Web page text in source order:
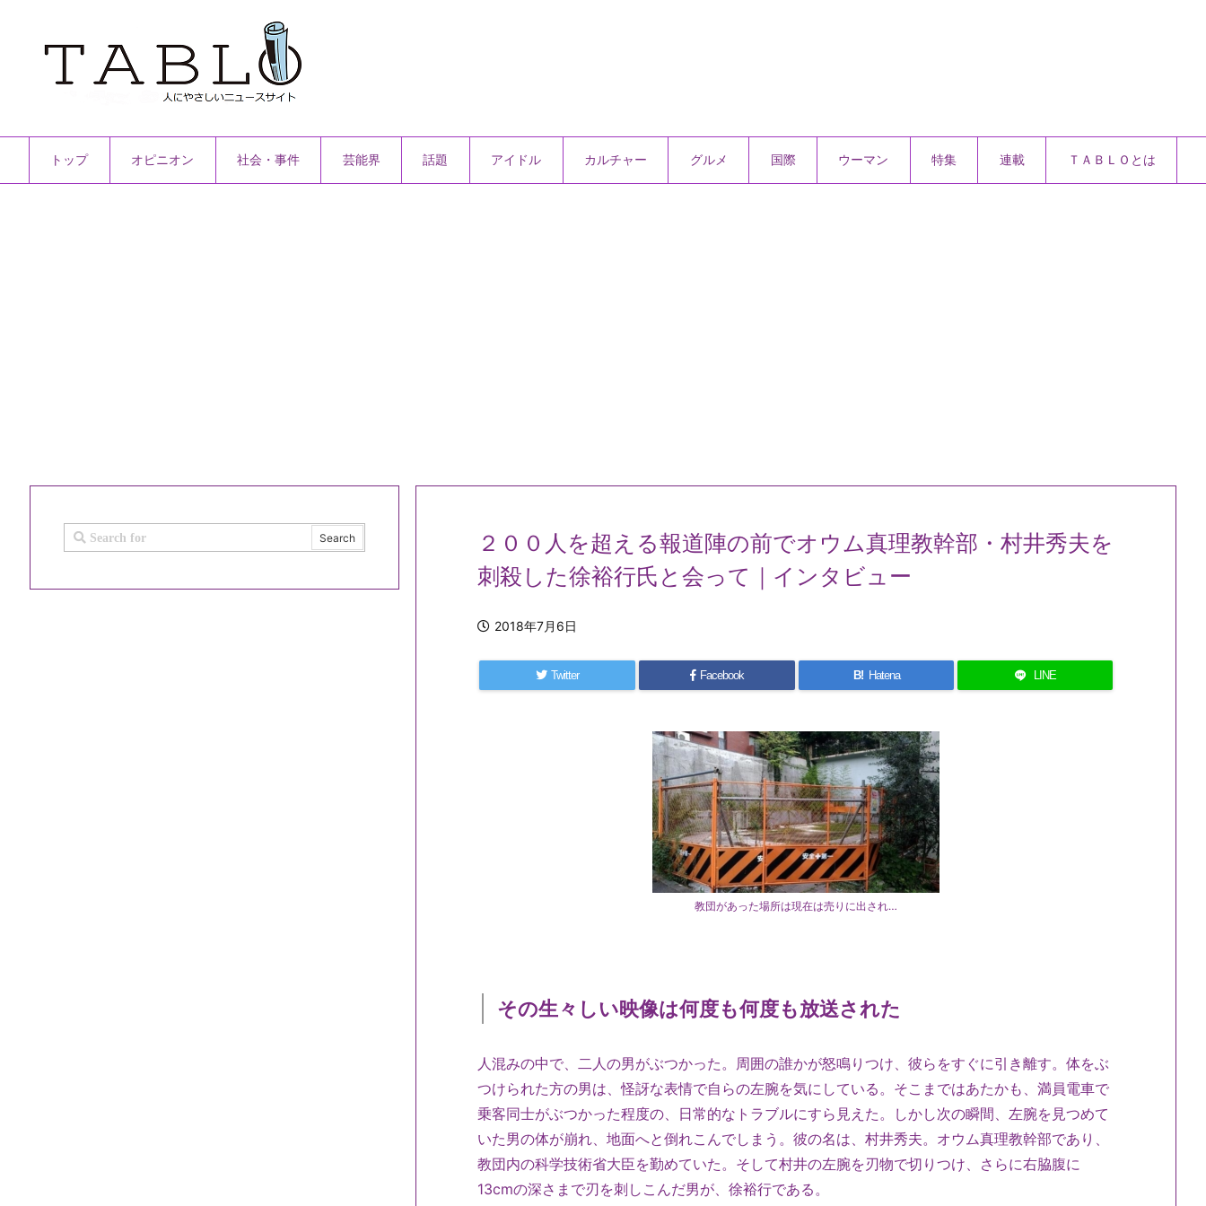
トップ オピニオン 社会・事件 芸能界 話題 アイドル カルチャー グルメ 国際 ウーマン 特集 連載 ＴＡＢＬＯとは
２００人を超える報道陣の前でオウム真理教幹部・村井秀夫を
刺殺した徐裕行氏と会って｜インタビュー
2018年7月6日
Twitter Facebook B! Hatena LINE
教団があった場所は現在は売りに出され…
その生々しい映像は何度も何度も放送された
人混みの中で、二人の男がぶつかった。周囲の誰かが怒鳴りつけ、彼らをすぐに引き離す。体をぶ
つけられた方の男は、怪訝な表情で自らの左腕を気にしている。そこまではあたかも、満員電車で
乗客同士がぶつかった程度の、日常的なトラブルにすら見えた。しかし次の瞬間、左腕を見つめて
いた男の体が崩れ、地面へと倒れこんでしまう。彼の名は、村井秀夫。オウム真理教幹部であり、
教団内の科学技術省大臣を勤めていた。そして村井の左腕を刃物で切りつけ、さらに右脇腹に
13cmの深さまで刃を刺しこんだ男が、徐裕行である。